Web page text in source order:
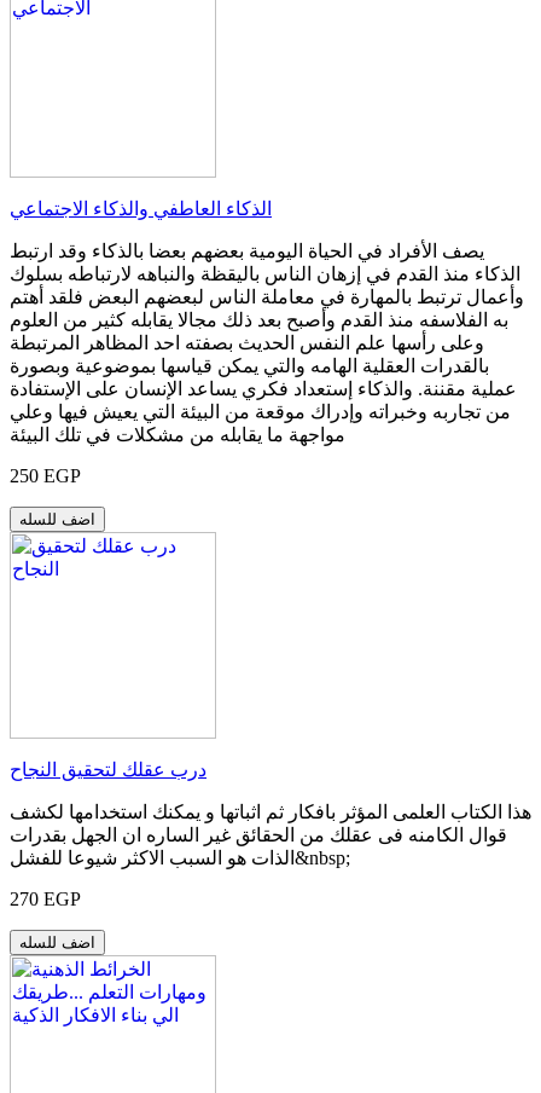
الذكاء العاطفي والذكاء الاجتماعي
يصف الأفراد في الحياة اليومية بعضهم بعضا بالذكاء وقد ارتبط
الذكاء منذ القدم في إزهان الناس باليقظة والنباهه لارتباطه بسلوك
وأعمال ترتبط بالمهارة في معاملة الناس لبعضهم البعض فلقد أهتم
به الفلاسفه منذ القدم وأصبح بعد ذلك مجالا يقابله كثير من العلوم
وعلى رأسها علم النفس الحديث بصفته احد المظاهر المرتبطة
بالقدرات العقلية الهامه والتي يمكن قياسها بموضوعية وبصورة
عملية مقننة. والذكاء إستعداد فكري يساعد الإنسان على الإستفادة
من تجاربه وخبراته وإدراك موقعة من البيئة التي يعيش فيها وعلي
مواجهة ما يقابله من مشكلات في تلك البيئة
250 EGP
اضف للسله
درب عقلك لتحقيق النجاح
هذا الكتاب العلمى المؤثر بافكار ثم اثباتها و يمكنك استخدامها لكشف
قوال الكامنه فى عقلك من الحقائق غير الساره ان الجهل بقدرات
الذات هو السبب الاكثر شيوعا للفشل&nbsp;
270 EGP
اضف للسله